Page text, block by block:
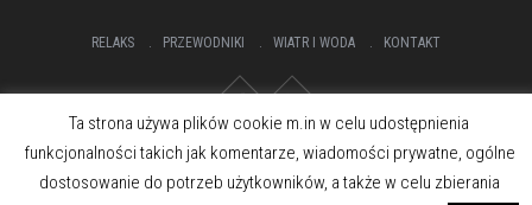
RELAKS PRZEWODNIKI WIATR I WODA KONTAKT
Ta strona używa plików cookie m.in w celu udostępnienia
funkcjonalności takich jak komentarze, wiadomości prywatne, ogólne
dostosowanie do potrzeb użytkowników, a także w celu zbierania